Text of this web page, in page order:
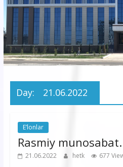
AJ
“Buxoro
hududiy
korxonasi”
Day: 21.06.2022
E’lonlar
Rasmiy munosabat.
21.06.2022 hetk 677